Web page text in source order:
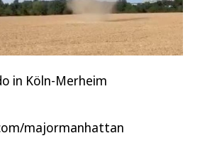
in Köln-Merheim
majormanhattan